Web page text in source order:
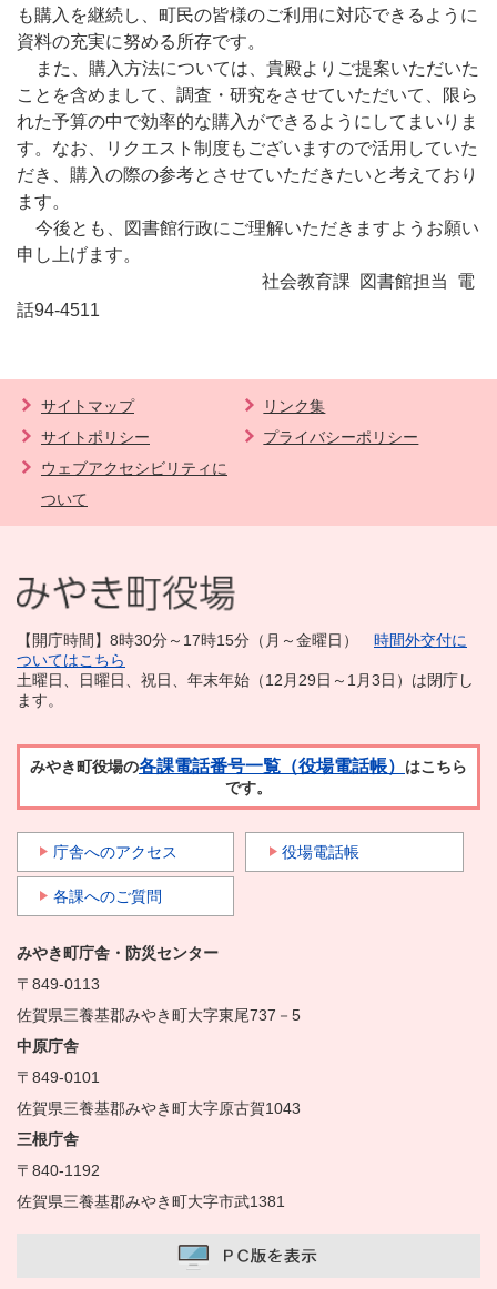
も購入を継続し、町民の皆様のご利用に対応できるように
資料の充実に努める所存です。
また、購入方法については、貴殿よりご提案いただいた
ことを含めまして、調査・研究をさせていただいて、限ら
れた予算の中で効率的な購入ができるようにしてまいりま
す。なお、リクエスト制度もございますので活用していた
だき、購入の際の参考とさせていただきたいと考えており
ます。
今後とも、図書館行政にご理解いただきますようお願い
申し上げます。
社会教育課 図書館担当 電
話94-4511
サイトマップ
リンク集
サイトポリシー
プライバシーポリシー
ウェブアクセシビリティに
ついて
【開庁時間】8時30分～17時15分（月～金曜日） 時間外交付に
ついてはこちら
土曜日、日曜日、祝日、年末年始（12月29日～1月3日）は閉庁し
ます。
みやき町役場の各課電話番号一覧（役場電話帳） はこちら
です。
庁舎へのアクセス 役場電話帳
各課へのご質問
みやき町庁舎・防災センター
〒849-0113
佐賀県三養基郡みやき町大字東尾737－5
中原庁舎
〒849-0101
佐賀県三養基郡みやき町大字原古賀1043
三根庁舎
〒840-1192
佐賀県三養基郡みやき町大字市武1381